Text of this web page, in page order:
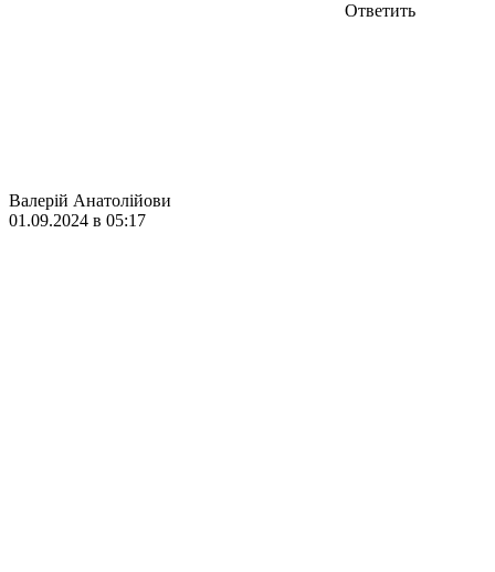
Ответить
Валерій Анатолійови
01.09.2024 в 05:17